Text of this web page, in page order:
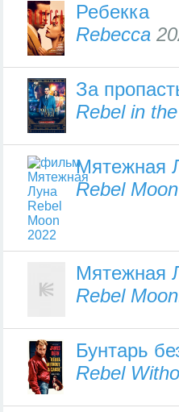
Ребекка
Rebecca
За
Rebel in
Мятежная
Rebel Moon
Мятежная
Rebel
Бунтарь
Rebel